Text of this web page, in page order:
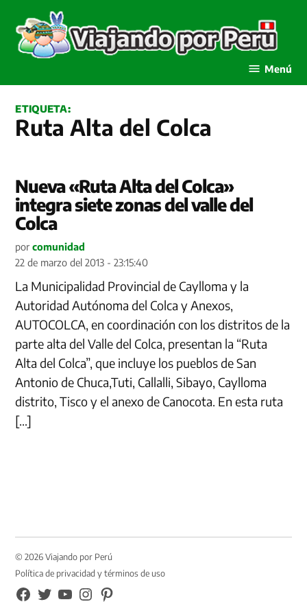
contenido
Menú
ETIQUETA:
Ruta Alta del Colca
Nueva «Ruta Alta del Colca»
integra siete zonas del valle del
Colca
por comunidad
22 de marzo del 2013 - 23:15:40
La Municipalidad Provincial de Caylloma y la
Autoridad Autónoma del Colca y Anexos,
AUTOCOLCA, en coordinación con los distritos de la
parte alta del Valle del Colca, presentan la “Ruta
Alta del Colca”, que incluye los pueblos de San
Antonio de Chuca,Tuti, Callalli, Sibayo, Caylloma
distrito, Tisco y el anexo de Canocota. En esta ruta
[…]
© 2026 Viajando por Perú
Política de privacidad y términos de uso
FB
TW YouTubeInstagramPinterest